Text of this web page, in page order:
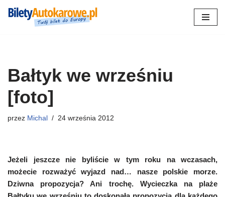
Bałtyk we wrześniu
[foto]
przez Michal 24 września 2012
Jeżeli jeszcze nie byliście w tym roku na wczasach,
możecie rozważyć wyjazd nad… nasze polskie morze.
Dziwna propozycja? Ani trochę. Wycieczka na plaże